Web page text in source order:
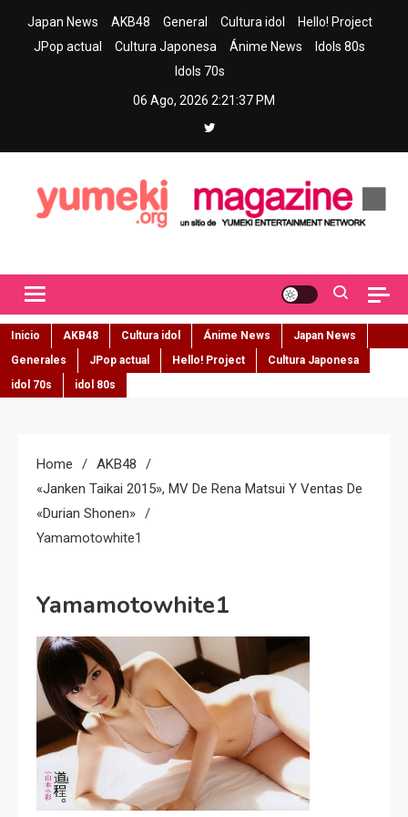
Japan News AKB48 General Cultura idol
Hello! Project
JPop actual
Cultura Japonesa Ánime News
Idols 80s
Idols 70s
06 Ago, 2026 2:21:38 PM
Inicio AKB48 Cultura idol Ánime News
Japan News
Generales
JPop actual Hello! Project
Cultura Japonesa
idol 70s
idol 80s
Home
AKB48
«Janken Taikai 2015», MV De Rena Matsui Y Ventas De
«Durian Shonen»
Yamamotowhite1
Yamamotowhite1